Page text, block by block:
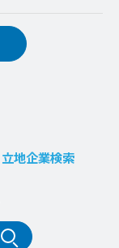
立地企業検索